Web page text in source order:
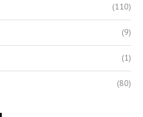
(110)
(9)
(1)
(80)